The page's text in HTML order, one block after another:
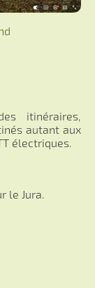
itinéraires,
autant aux
électriques.
le Jura.